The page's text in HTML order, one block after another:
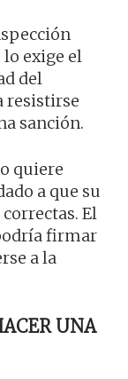
lo exige el
del
resistirse
sanción.
quiere
a que su
El
firmar
a la
UNA